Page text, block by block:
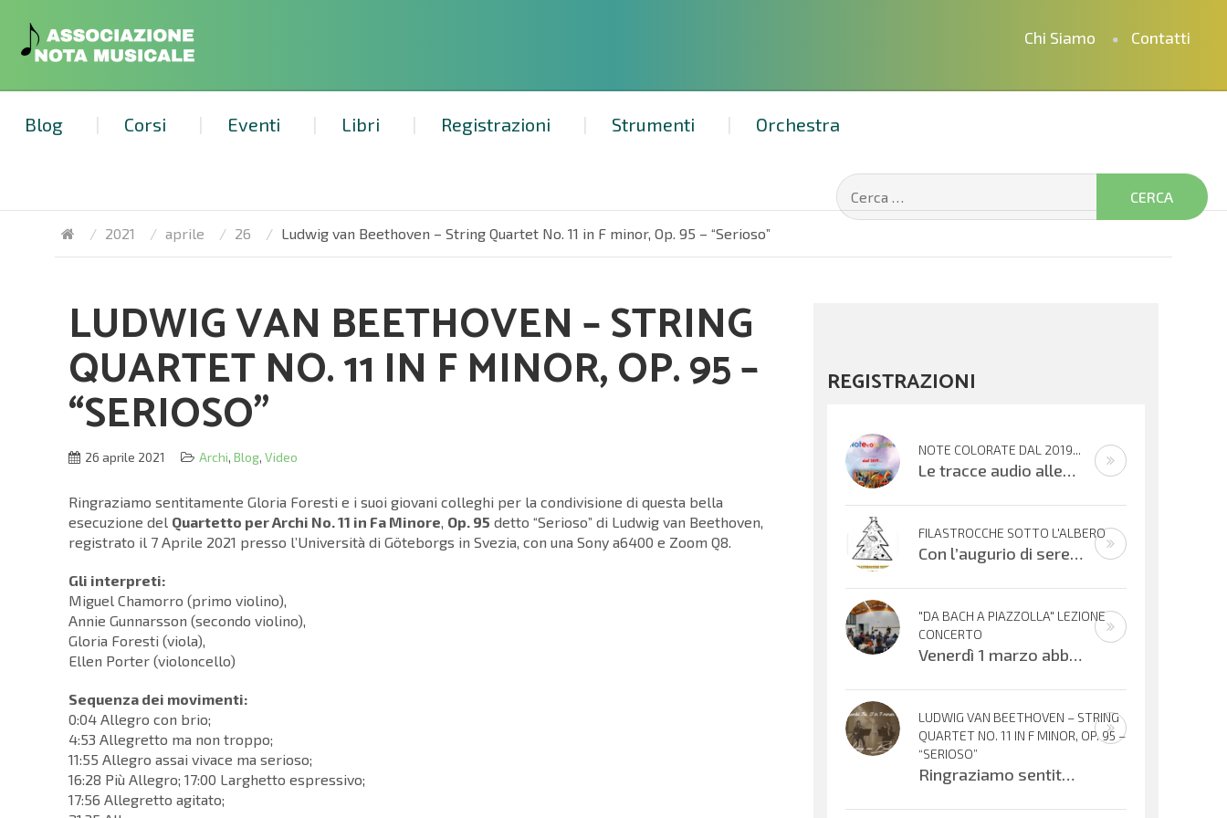
Chi Siamo Contatti
Blog Corsi Eventi Libri Registrazioni Strumenti Orchestra
2021 aprile 26 Ludwig van Beethoven – String Quartet No. 11 in F minor, Op. 95 – “Serioso”
LUDWIG VAN BEETHOVEN – STRING
QUARTET NO. 11 IN F MINOR, OP. 95 –
“SERIOSO”
26 aprile 2021 Archi, Blog, Video
Ringraziamo sentitamente Gloria Foresti e i suoi giovani colleghi per la condivisione di questa bella
esecuzione del Quartetto per Archi No. 11 in Fa Minore, Op. 95 detto “Serioso” di Ludwig van Beethoven,
registrato il 7 Aprile 2021 presso l’Università di Göteborgs in Svezia, con una Sony a6400 e Zoom Q8.
Gli interpreti:
Miguel Chamorro (primo violino),
Annie Gunnarsson (secondo violino),
Gloria Foresti (viola),
Ellen Porter (violoncello)
Sequenza dei movimenti:
0:04 Allegro con brio;
4:53 Allegretto ma non troppo;
11:55 Allegro assai vivace ma serioso;
16:28 Più Allegro; 17:00 Larghetto espressivo;
17:56 Allegretto agitato;
REGISTRAZIONI
NOTE COLORATE DAL 2019...
Le tracce audio allegate sono promemoria di percorsi didattici realizzati
FILASTROCCHE SOTTO L'ALBERO
Con l’augurio di serene festività, affidiamo alle vostre orecchie alcuni
"DA BACH A PIAZZOLLA" LEZIONE
CONCERTO
Venerdì 1 marzo abbiamo vissuto una meravigliosa serata musicale offerta dai Maestri Irene Sacchetti al flauto traverso e Fabio
LUDWIG VAN BEETHOVEN – STRING
QUARTET NO. 11 IN F MINOR, OP. 95 –
“SERIOSO”
Ringraziamo sentitamente Gloria Foresti e i suoi giovani colleghi per la condivisione di questa bella esecuzione del Quartetto per